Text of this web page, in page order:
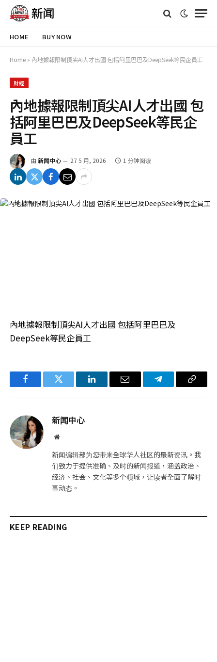
HOME BUY NOW
Home » 內地據報限制頂尖AI人才出國 包括阿里巴巴及DeepSeek等民企員工
財經
內地據報限制頂尖AI人才出國 包
括阿里巴巴及DeepSeek等民企
員工
由 新闻中心 27 5 月, 2026 1 分钟阅读
內地據報限制頂尖AI人才出國 包括阿里巴巴及
DeepSeek等民企員工
FacebookTwitter LinkedIn电
Telegram复
新闻中心
网
新闻编辑部为您带来全球华人社区的最新资讯。我
们致力于提供准确、及时的新闻报道，涵盖政治、
经济、社会、文化等多个领域，让读者全面了解时
事动态。
KEEP READING